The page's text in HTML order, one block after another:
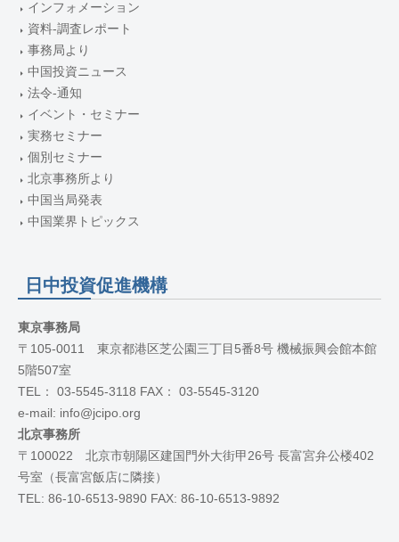
インフォメーション
資料-調査レポート
事務局より
中国投資ニュース
法令-通知
イベント・セミナー
実務セミナー
個別セミナー
北京事務所より
中国当局発表
中国業界トピックス
日中投資促進機構
東京事務局
〒105-0011 東京都港区芝公園三丁目5番8号 機械振興会館本館
5階507室
TEL： 03-5545-3118 FAX： 03-5545-3120
e-mail: info@jcipo.org
北京事務所
〒100022 北京市朝陽区建国門外大街甲26号 長富宮弁公楼402
号室（長富宮飯店に隣接）
TEL: 86-10-6513-9890 FAX: 86-10-6513-9892